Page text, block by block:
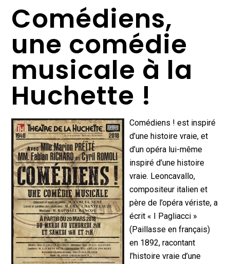
Comédiens,
une comédie
musicale à la
Huchette !
Comédiens ! est inspiré
d’une histoire vraie, et
d’un opéra lui-même
inspiré d’une histoire
vraie. Leoncavallo,
compositeur italien et
père de l’opéra vériste, a
écrit « I Pagliacci »
(Paillasse en français)
en 1892, racontant
l’histoire vraie d’une